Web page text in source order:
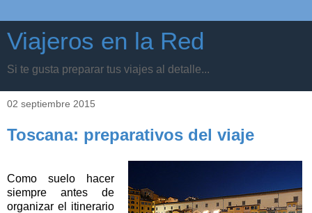
Viajeros en la Red
Si te gusta preparar tus viajes al detalle...
02 septiembre 2015
Toscana: preparativos del viaje
Como suelo hacer
siempre antes de
organizar el itinerario